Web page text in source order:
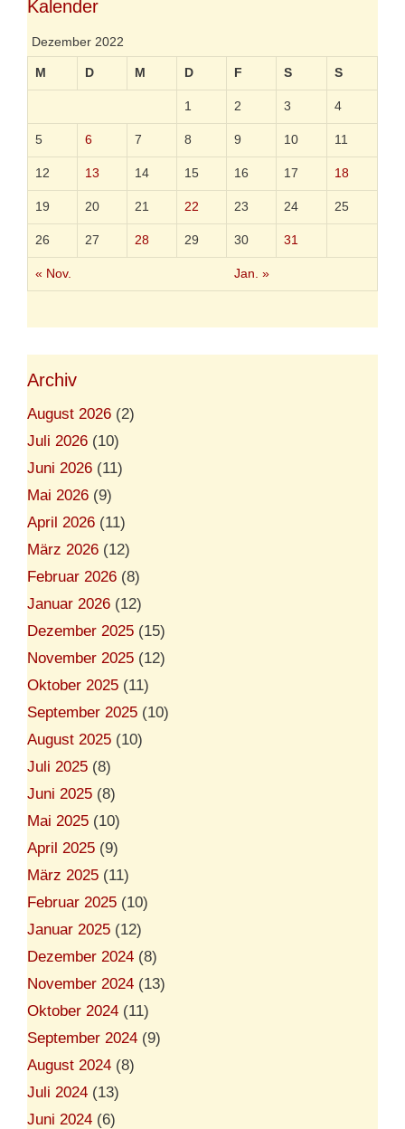
Kalender
Dezember 2022
M D M D F S S
« Nov. Jan. »
1 2 3 4
5 6 7 8 9 10 11
12 13 14 15 16 17 18
19 20 21 22 23 24 25
26 27 28 29 30 31
Archiv
August 2026 (2)
Juli 2026 (10)
Juni 2026 (11)
Mai 2026 (9)
April 2026 (11)
März 2026 (12)
Februar 2026 (8)
Januar 2026 (12)
Dezember 2025 (15)
November 2025 (12)
Oktober 2025 (11)
September 2025 (10)
August 2025 (10)
Juli 2025 (8)
Juni 2025 (8)
Mai 2025 (10)
April 2025 (9)
März 2025 (11)
Februar 2025 (10)
Januar 2025 (12)
Dezember 2024 (8)
November 2024 (13)
Oktober 2024 (11)
September 2024 (9)
August 2024 (8)
Juli 2024 (13)
Juni 2024 (6)